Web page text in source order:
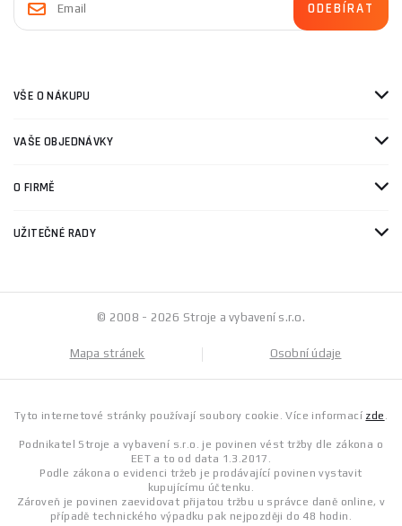
VŠE O NÁKUPU
VAŠE OBJEDNÁVKY
O FIRMĚ
UŽITEČNÉ RADY
© 2008 - 2026 Stroje a vybavení s.r.o.
Mapa stránek Osobní údaje
Tyto internetové stránky používají soubory cookie. Více informací zde .
Podnikatel Stroje a vybavení s.r.o. je povinen vést tržby dle zákona o
EET a to od data 1.3.2017.
Podle zákona o evidenci tržeb je prodávající povinen vystavit
kupujícímu účtenku.
Zároveň je povinen zaevidovat přijatou tržbu u správce daně online, v
případě technického výpadku pak nejpozději do 48 hodin.